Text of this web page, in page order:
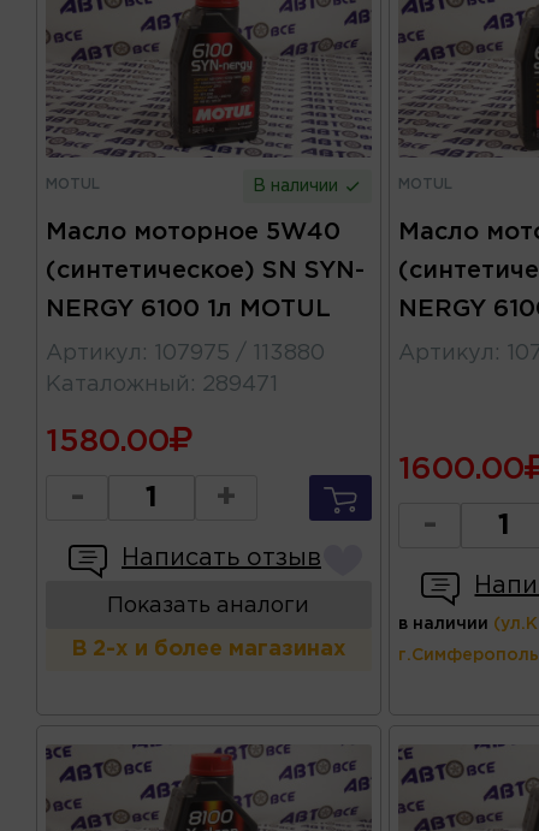
MOTUL В наличии
Масло моторное 5W40
(синтетическое) SN SYN-
NERGY 6100 1л MOTUL
Артикул :
107975 / 113880
Каталожный : 289471
1580.00
- +
Написать отзыв
Показать аналоги
В 2-х и более магазинах
MOTUL
Масло
NERGY
Артикул :
1600.00
-
в наличии